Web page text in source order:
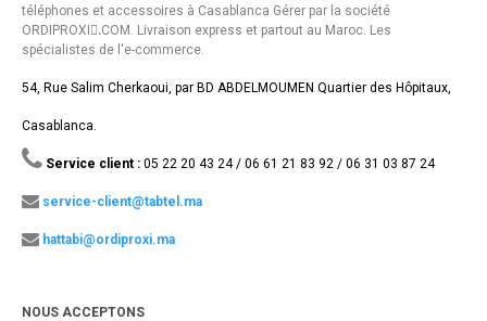
téléphones et accessoires à Casablanca Gérer par la société
ORDIPROXI.ِCOM. Livraison express et partout au Maroc. Les
spécialistes de l'e-commerce.
54, Rue Salim Cherkaoui, par BD ABDELMOUMEN Quartier des Hôpitaux,
Casablanca.
Service client : 05 22 20 43 24 / 06 61 21 83 92 / 06 31 03 87 24
service-client@tabtel.ma
hattabi@ordiproxi.ma
NOUS ACCEPTONS